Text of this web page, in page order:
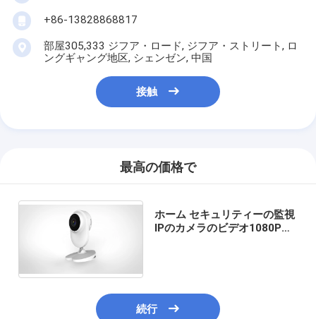
+86-13828868817
部屋305,333 ジフア・ロード, ジフア・ストリート, ロ
ングギャング地区, シェンゼン, 中国
接触
最高の価格で
ホーム セキュリティーの監視
IPのカメラのビデオ1080P対
続行